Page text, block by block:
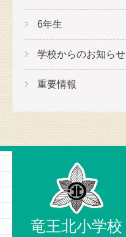
6年生
学校からのお知らせ
重要情報
竜王北小学校